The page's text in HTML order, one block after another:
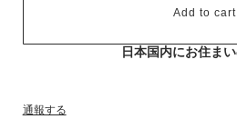
Add to cart
日本国内にお住ま
通報する